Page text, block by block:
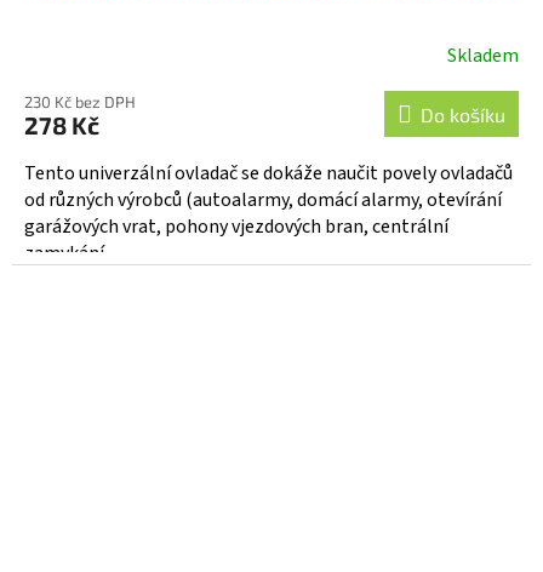
Skladem
230 Kč bez DPH
278 Kč Do košíku
Tento univerzální ovladač se dokáže naučit povely ovladačů
od různých výrobců (autoalarmy, domácí alarmy, otevírání
garážových vrat, pohony vjezdových bran, centrální
zamykání,...